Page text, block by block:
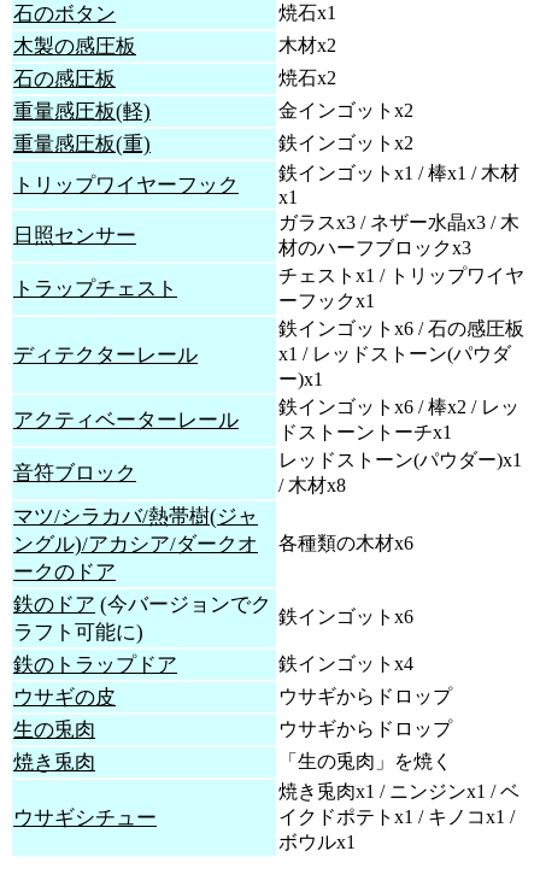
石のボタン 焼石x1
木製の感圧板 木材x2
石の感圧板 焼石x2
重量感圧板(軽) 金インゴットx2
重量感圧板(重) 鉄インゴットx2
トリップワイヤーフック
鉄インゴットx1 / 棒x1 / 木材
x1
日照センサー
ガラスx3 / ネザー水晶x3 / 木
材のハーフブロックx3
トラップチェスト
チェストx1 / トリップワイヤ
ーフックx1
ディテクターレール
鉄インゴットx6 / 石の感圧板
x1 / レッドストーン(パウダ
ー)x1
アクティベーターレール
鉄インゴットx6 / 棒x2 / レッ
ドストーントーチx1
音符ブロック
レッドストーン(パウダー)x1
/ 木材x8
マツ/シラカバ/熱帯樹(ジャ
ングル)/アカシア/ダークオ
ークのドア
各種類の木材x6
鉄のドア (今バージョンでク
ラフト可能に)
鉄インゴットx6
鉄のトラップドア 鉄インゴットx4
ウサギの皮 ウサギからドロップ
生の兎肉 ウサギからドロップ
焼き兎肉 「生の兎肉」を焼く
ウサギシチュー
焼き兎肉x1 / ニンジンx1 / ベ
イクドポテトx1 / キノコx1 /
ボウルx1